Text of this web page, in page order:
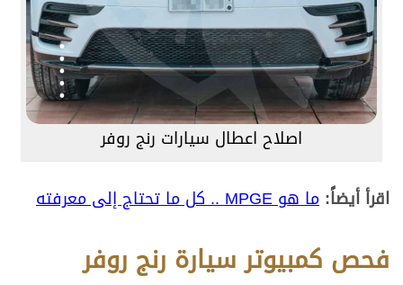
اصلاح اعطال سيارات رنج روفر
اقرأ أيضاً: ما هو MPGE .. كل ما تحتاج إلى معرفته
فحص كمبيوتر سيارة رنج روفر